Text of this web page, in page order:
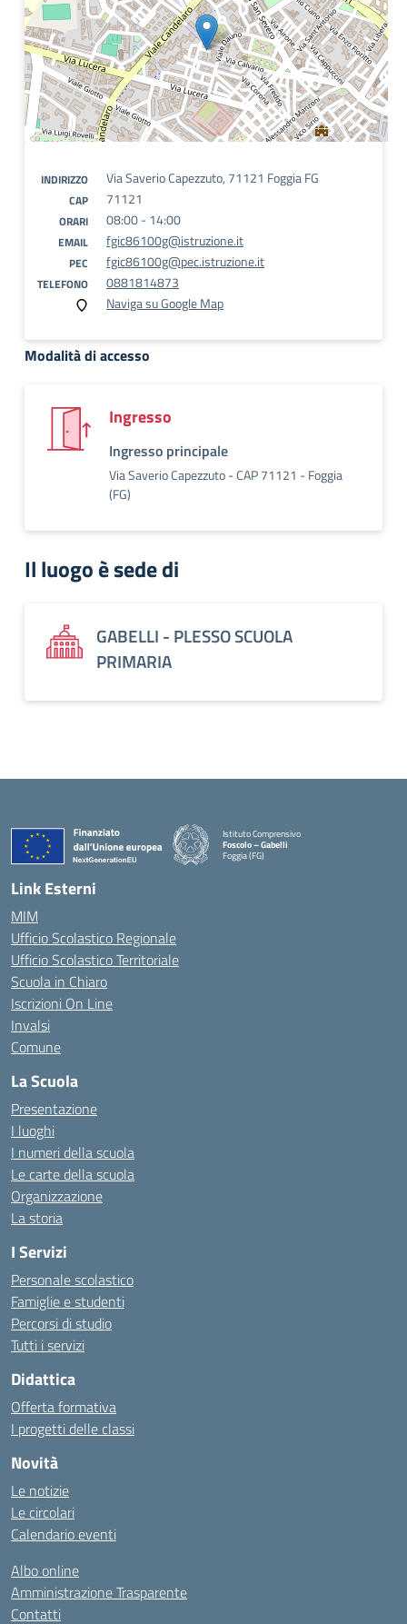
INDIRIZZO Via Saverio Capezzuto, 71121 Foggia FG
CAP 71121
ORARI 08:00 - 14:00
EMAIL fgic86100g@istruzione.it
PEC fgic86100g@pec.istruzione.it
TELEFONO
0881814873
Naviga su Google Map
Modalità di accesso
Ingresso
Ingresso principale
Via Saverio Capezzuto - CAP 71121 - Foggia
(FG)
Il luogo è sede di
GABELLI - PLESSO SCUOLA
PRIMARIA
Istituto Comprensivo
Foscolo – Gabelli
Foggia (FG)
— Visita la pagina iniziale della scuola
Link Esterni
MIM
Ufficio Scolastico Regionale
Ufficio Scolastico Territoriale
Scuola in Chiaro
Iscrizioni On Line
Invalsi
Comune
La Scuola
Presentazione
I luoghi
I numeri della scuola
Le carte della scuola
Organizzazione
La storia
I Servizi
Personale scolastico
Famiglie e studenti
Percorsi di studio
Tutti i servizi
Didattica
Offerta formativa
I progetti delle classi
Novità
Le notizie
Le circolari
Calendario eventi
Albo online
Amministrazione Trasparente
Contatti